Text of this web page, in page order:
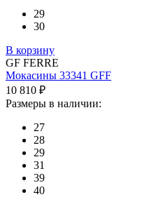
29
30
В корзину
GF FERRE
Мокасины 33341 GFF
10 810 ₽
Размеры в наличии:
27
28
29
31
39
40